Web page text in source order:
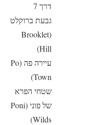
דרך 7
גבעת ברוקלט
(Brooklet
Hill)
עיירה פה (Po
Town)
שטחי הפרא
של פוני (Poni
Wilds)